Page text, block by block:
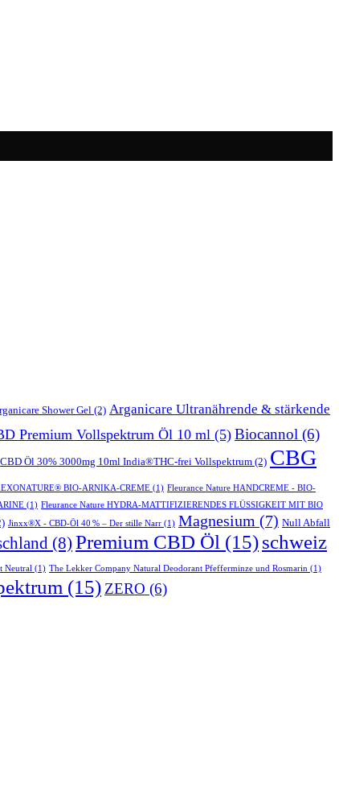
Shower Gel (2) Arganicare Ultranährende & stärkende
Premium Vollspektrum Öl 10 ml (5) Biocannol (6)
CBD Öl 30% 3000mg 10ml India®THC-frei Vollspektrum (2) CBG
BIO-ARNIKA-CREME (1) Fleurance Nature HANDCREME - BIO-
(1) Fleurance Nature HYDRA-MATTIFIZIERENDES FLÜSSIGKEIT MIT BIO
Jinxx®X - CBD-Öl 40 % – Der stille Narr (1) Magnesium (7) Null Abfall
(8) Premium CBD Öl (15)schweiz
Neutral (1) The Lekker Company Natural Deodorant Pfefferminze und Rosmarin (1)
(15) ZERO (6)